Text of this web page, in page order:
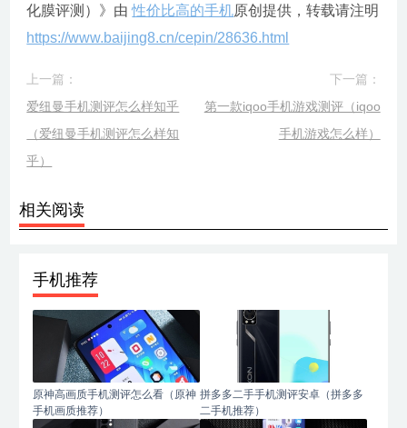
化膜评测）》由性价比高的手机原创提供，转载请注明
https://www.baijing8.cn/cepin/28636.html
上一篇：
爱纽曼手机测评怎么样知乎
（爱纽曼手机测评怎么样知
乎）
下一篇：
第一款iqoo手机游戏测评（iqoo
手机游戏怎么样）
相关阅读
手机推荐
原神高画质手机测评怎么看（原神
手机画质推荐）
拼多多二手手机测评安卓（拼多多
二手机推荐）